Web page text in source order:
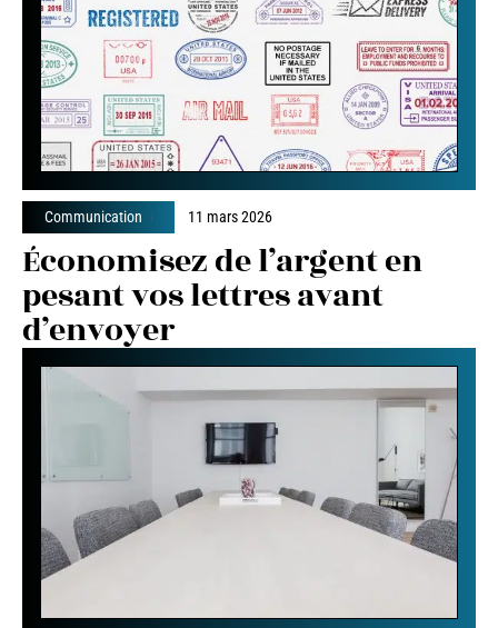
Communication 11 mars 2026
Économisez de l’argent en
pesant vos lettres avant
d’envoyer